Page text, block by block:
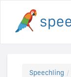
Speechling